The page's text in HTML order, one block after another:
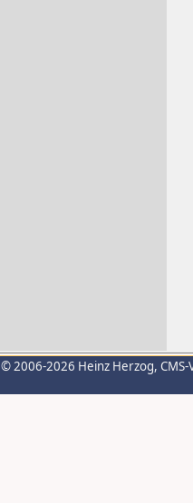
© 2006-2026 Heinz Herzog,